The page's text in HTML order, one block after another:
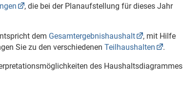
, die bei der Planaufstellung für dieses Jahr
dem Gesamtergebnishaushalt
, mit Hilfe
Sie zu den verschiedenen Teilhaushalten .
des Haushaltsdiagrammes